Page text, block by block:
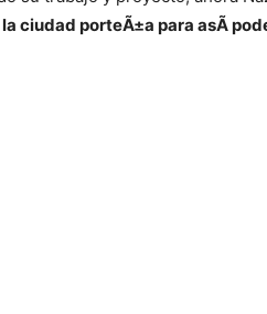
ciudad porteÃ±a para asÃ­